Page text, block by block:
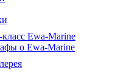
Ewa-Marine
о Ewa-Marine